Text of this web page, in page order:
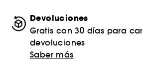
Devoluciones
Gratis con 30 días para
devoluciones
Saber más